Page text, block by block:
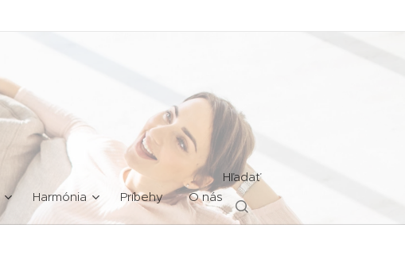
Harmónia Príbehy O nás
Hľadať